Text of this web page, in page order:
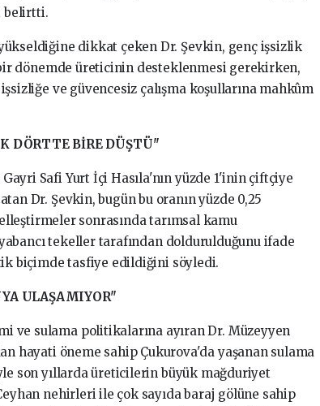
belirtti.
dikkat çeken Dr. Şevkin, genç işsizlik
bir dönemde üreticinin desteklenmesi gerekirken,
ve güvencesiz çalışma koşullarına mahkûm
DÖRTTE BİRE DÜŞTÜ"
Safi Yurt İçi Hasıla'nın yüzde 1'inin çiftçiye
Dr. Şevkin, bugün bu oranın yüzde 0,25
sonrasında tarımsal kamu
tekeller tarafından doldurulduğunu ifade
biçimde tasfiye edildiğini söyledi.
ULAŞAMIYOR"
ve sulama politikalarına ayıran Dr. Müzeyyen
hayati öneme sahip Çukurova'da yaşanan sulama
son yıllarda üreticilerin büyük mağduriyet
nehirleri ile çok sayıda baraj gölüne sahip